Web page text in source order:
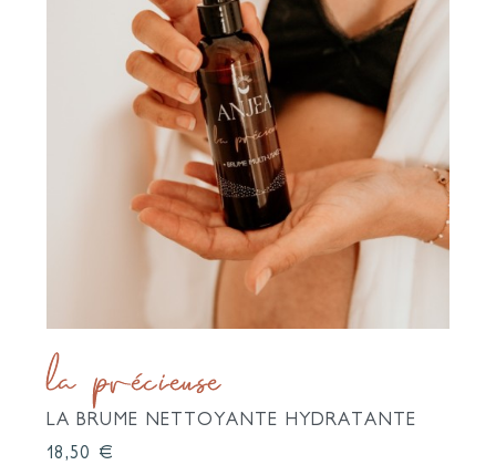
la précieuse
LA BRUME NETTOYANTE HYDRATANTE
Prix
18,50 €